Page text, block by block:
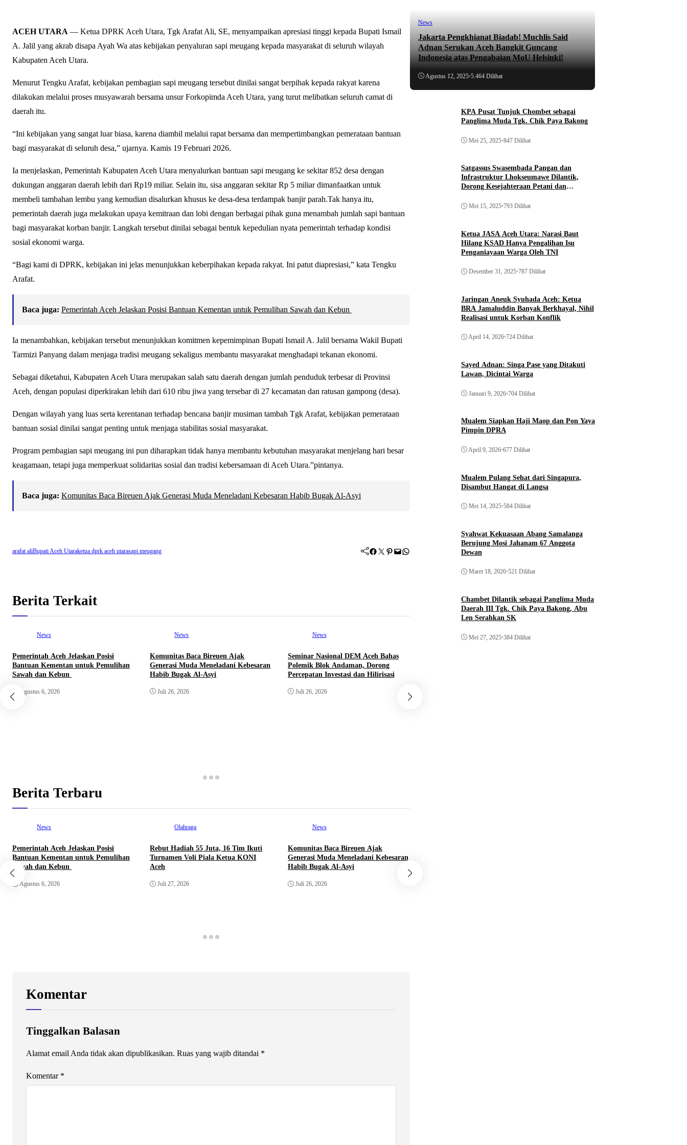
ACEH UTARA — Ketua DPRK Aceh Utara, Tgk Arafat Ali, SE, menyampaikan apresiasi tinggi kepada Bupati Ismail
A. Jalil yang akrab disapa Ayah Wa atas kebijakan penyaluran sapi meugang kepada masyarakat di seluruh wilayah
Kabupaten Aceh Utara.
Menurut Tengku Arafat, kebijakan pembagian sapi meugang tersebut dinilai sangat berpihak kepada rakyat karena
dilakukan melalui proses musyawarah bersama unsur Forkopimda Aceh Utara, yang turut melibatkan seluruh camat di
daerah itu.
“Ini kebijakan yang sangat luar biasa, karena diambil melalui rapat bersama dan mempertimbangkan pemerataan bantuan
bagi masyarakat di seluruh desa,” ujarnya. Kamis 19 Februari 2026.
Ia menjelaskan, Pemerintah Kabupaten Aceh Utara menyalurkan bantuan sapi meugang ke sekitar 852 desa dengan
dukungan anggaran daerah lebih dari Rp19 miliar. Selain itu, sisa anggaran sekitar Rp 5 miliar dimanfaatkan untuk
membeli tambahan lembu yang kemudian disalurkan khusus ke desa-desa terdampak banjir parah.Tak hanya itu,
pemerintah daerah juga melakukan upaya kemitraan dan lobi dengan berbagai pihak guna menambah jumlah sapi bantuan
bagi masyarakat korban banjir. Langkah tersebut dinilai sebagai bentuk kepedulian nyata pemerintah terhadap kondisi
sosial ekonomi warga.
“Bagi kami di DPRK, kebijakan ini jelas menunjukkan keberpihakan kepada rakyat. Ini patut diapresiasi,” kata Tengku
Arafat.
Baca juga: Pemerintah Aceh Jelaskan Posisi Bantuan Kementan untuk Pemulihan Sawah dan Kebun
Ia menambahkan, kebijakan tersebut menunjukkan komitmen kepemimpinan Bupati Ismail A. Jalil bersama Wakil Bupati
Tarmizi Panyang dalam menjaga tradisi meugang sekaligus membantu masyarakat menghadapi tekanan ekonomi.
Sebagai diketahui, Kabupaten Aceh Utara merupakan salah satu daerah dengan jumlah penduduk terbesar di Provinsi
Aceh, dengan populasi diperkirakan lebih dari 610 ribu jiwa yang tersebar di 27 kecamatan dan ratusan gampong (desa).
Dengan wilayah yang luas serta kerentanan terhadap bencana banjir musiman tambah Tgk Arafat, kebijakan pemerataan
bantuan sosial dinilai sangat penting untuk menjaga stabilitas sosial masyarakat.
Program pembagian sapi meugang ini pun diharapkan tidak hanya membantu kebutuhan masyarakat menjelang hari besar
keagamaan, tetapi juga memperkuat solidaritas sosial dan tradisi kebersamaan di Aceh Utara.”pintanya.
Baca juga: Komunitas Baca Bireuen Ajak Generasi Muda Meneladani Kebesaran Habib Bugak Al-Asyi
arafat aliBupati Aceh Utaraketua dprk aceh utarasapi meugang Facebook Twitter Pinterest Mail WhatsApp
Berita Terkait
News
Pemerintah Aceh Jelaskan Posisi
Bantuan Kementan untuk Pemulihan
Sawah dan Kebun
Agustus 6, 2026
News
Komunitas Baca Bireuen Ajak
Generasi Muda Meneladani Kebesaran
Habib Bugak Al-Asyi
Juli 26, 2026
News
Seminar Nasional DEM Aceh Bahas
Polemik Blok Andaman, Dorong
Percepatan Investasi dan Hilirisasi
Juli 26, 2026
Berita Terbaru
News
Pemerintah Aceh Jelaskan Posisi
Bantuan Kementan untuk Pemulihan
Sawah dan Kebun
Agustus 6, 2026
Olahraga
Rebut Hadiah 55 Juta, 16 Tim Ikuti
Turnamen Voli Piala Ketua KONI
Aceh
Juli 27, 2026
News
Komunitas Baca Bireuen Ajak
Generasi Muda Meneladani Kebesaran
Habib Bugak Al-Asyi
Juli 26, 2026
Komentar
Tinggalkan Balasan
Alamat email Anda tidak akan dipublikasikan. Ruas yang wajib ditandai *
Komentar *
News
Jakarta Pengkhianat Biadab! Muchlis Said
Adnan Serukan Aceh Bangkit Guncang
Indonesia atas Pengabaian MoU Helsinki!
Agustus 12, 2025•5.464 Dilihat
KPA Pusat Tunjuk Chombet sebagai
Panglima Muda Tgk. Chik Paya Bakong
Mei 25, 2025•847 Dilihat
Satgassus Swasembada Pangan dan
Infrastruktur Lhokseumawe Dilantik,
Dorong Kesejahteraan Petani dan
Mei 15, 2025•793 Dilihat
Ketua JASA Aceh Utara: Narasi Baut
Hilang KSAD Hanya Pengalihan Isu
Penganiayaan Warga Oleh TNI
Desember 31, 2025•787 Dilihat
Jaringan Aneuk Syuhada Aceh: Ketua
BRA Jamaluddin Banyak Berkhayal, Nihil
Realisasi untuk Korban Konflik
April 14, 2026•724 Dilihat
Sayed Adnan: Singa Pase yang Ditakuti
Lawan, Dicintai Warga
Januari 9, 2026•704 Dilihat
Mualem Siapkan Haji Maop dan Pon Yaya
Pimpin DPRA
April 9, 2026•677 Dilihat
Mualem Pulang Sehat dari Singapura,
Disambut Hangat di Langsa
Mei 14, 2025•584 Dilihat
Syahwat Kekuasaan Abang Samalanga
Berujung Mosi Jahanam 67 Anggota
Dewan
Maret 18, 2026•521 Dilihat
Chambet Dilantik sebagai Panglima Muda
Daerah III Tgk. Chik Paya Bakong, Abu
Len Serahkan SK
Mei 27, 2025•384 Dilihat